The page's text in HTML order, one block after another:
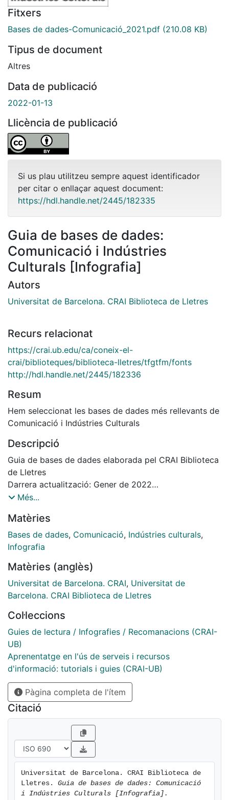
Fitxers
Bases de dades-Comunicació_2021.pdf (210.08 KB)
Tipus de document
Altres
Data de publicació
2022-01-13
Llicència de publicació
Si us plau utilitzeu sempre aquest identificador
per citar o enllaçar aquest document:
https://hdl.handle.net/2445/182335
Guia de bases de dades:
Comunicació i Indústries
Culturals [Infografia]
Autors
Universitat de Barcelona. CRAI Biblioteca de Lletres
Recurs relacionat
https://crai.ub.edu/ca/coneix-el-
crai/biblioteques/biblioteca-lletres/tfgtfm/fonts
http://hdl.handle.net/2445/182336
Resum
Hem seleccionat les bases de dades més rellevants de
Comunicació i Indústries Culturals
Descripció
Guia de bases de dades elaborada pel CRAI Biblioteca
de Lletres
Darrera actualització: Gener de 2022
Podeu consultar les versions anteriors a:
Més...
Matèries
Bases de dades, Comunicació, Indústries culturals,
Infografia
Matèries (anglès)
Universitat de Barcelona. CRAI, Universitat de
Barcelona. CRAI Biblioteca de Lletres
Col·leccions
Guies de lectura / Infografies / Recomanacions (CRAI-
UB)
Aprenentatge en l'ús de serveis i recursos
d'informació: tutorials i guies (CRAI-UB)
Pàgina completa de l'ítem
Citació
Universitat de Barcelona. CRAI Biblioteca de
Lletres. Guia de bases de dades: Comunicació
i Indústries Culturals [Infografia].